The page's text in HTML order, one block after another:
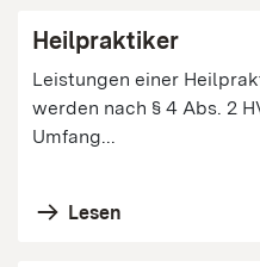
Heilpraktiker
Leistungen einer
werden nach § 4 Abs. 2
Umfang...
Lesen